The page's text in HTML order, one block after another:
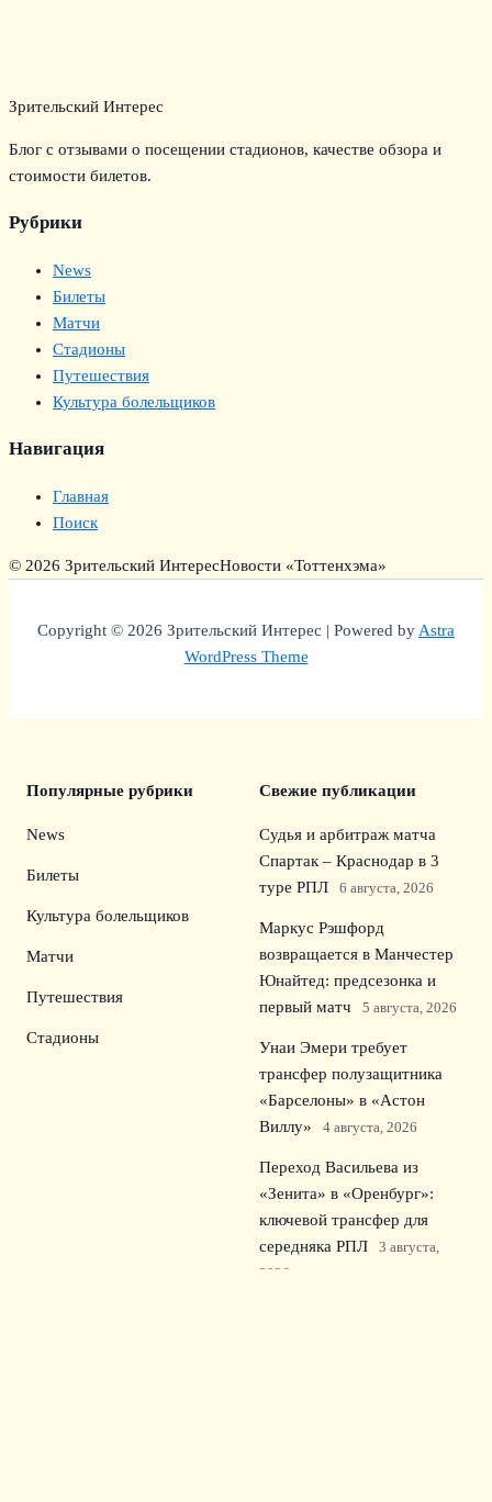
Зрительский Интерес
Блог с отзывами о посещении стадионов, качестве обзора и
стоимости билетов.
Рубрики
News
Билеты
Матчи
Стадионы
Путешествия
Культура болельщиков
Навигация
Главная
Поиск
© 2026 Зрительский ИнтересНовости «Тоттенхэма»
Copyright © 2026 Зрительский Интерес | Powered byAstra
WordPress Theme
Популярные рубрики
News
Билеты
Культура болельщиков
Матчи
Путешествия
Стадионы
Свежие публикации
Судья и арбитраж матча
Спартак – Краснодар в 3
туре РПЛ
6 августа, 2026
Маркус Рэшфорд
возвращается в Манчестер
Юнайтед: предсезонка и
первый матч
5 августа, 2026
Унаи Эмери требует
трансфер полузащитника
«Барселоны» в «Астон
Виллу»
4 августа, 2026
Переход Васильева из
«Зенита» в «Оренбург»:
ключевой трансфер для
середняка РПЛ
3 августа,
2026